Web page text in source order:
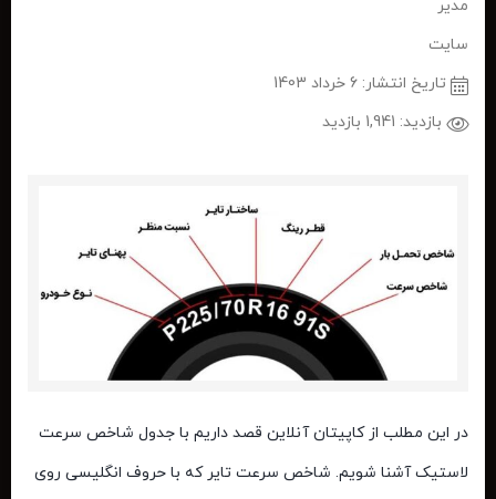
تاریخ انتشار: 6 خرداد 1403
بازدید: 1,941 بازدید
در این مطلب از کاپیتان آنلاین قصد داریم با جدول شاخص سرعت
لاستیکآشنا شویم. شاخص سرعت تایر که با حروف انگلیسی روی